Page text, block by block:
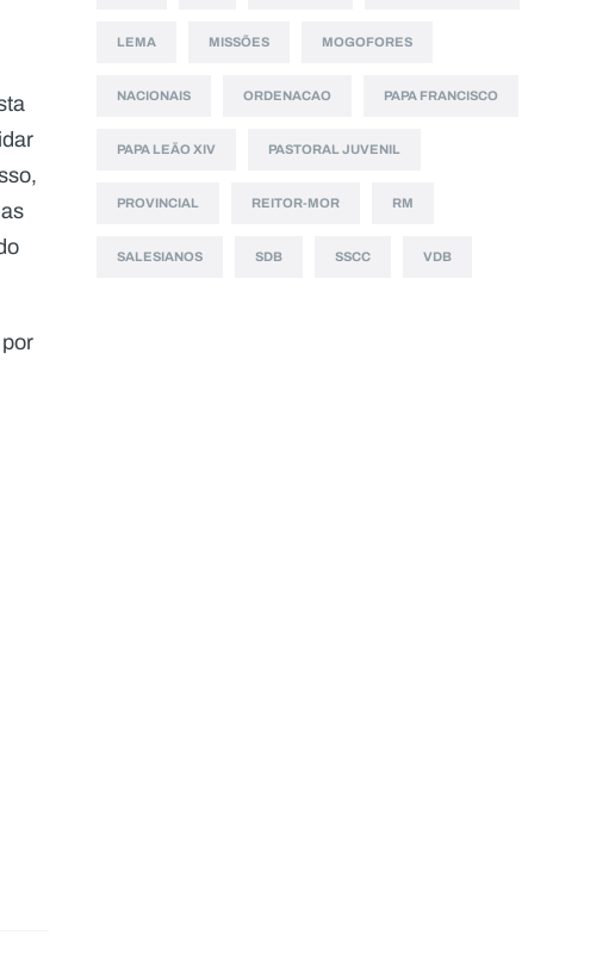
LEMA MISSÕES MOGOFORES
NACIONAIS ORDENACAO PAPA FRANCISCO
PAPA LEÃO XIV PASTORAL JUVENIL
PROVINCIAL REITOR-MOR RM
SALESIANOS SDB SSCC VDB